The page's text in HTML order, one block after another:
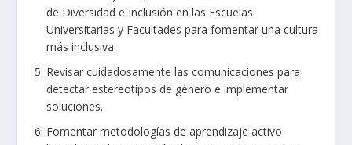
de Diversidad e Inclusión en las Escuelas
Universitarias y Facultades para fomentar una cultura
más inclusiva.
Revisar cuidadosamente las comunicaciones para
detectar estereotipos de género e implementar
soluciones.
Fomentar metodologías de aprendizaje activo